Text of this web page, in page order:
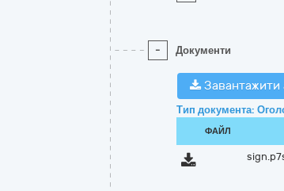
- Документи
Завантажити
Тип документа:
ФАЙЛ